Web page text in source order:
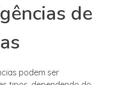
de
podem ser